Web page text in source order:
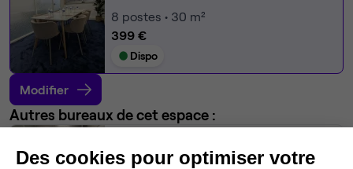
8 postes • 30 m²
399 €
Dispo
Modifier
Autres bureaux de cet espace :
Des cookies pour optimiser votre